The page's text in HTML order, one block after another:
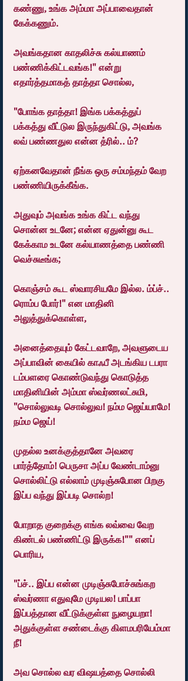
கண்ணு, உங்க அம்மா அப்பாவைதான்
கேக்கணும்.
அவங்கதான காதலிச்சு கல்யாணம்
பண்ணிக்கிட்டவங்க!" என்று
எதார்த்தமாகத் தாத்தா சொல்ல,
"போங்க தாத்தா! இங்க பக்கத்துப்
பக்கத்து வீட்டுல இருந்துகிட்டு, அவங்க
லவ் பண்ணதுல என்ன த்ரில்.. ம்?
ஏற்கனவேதான் நீங்க ஒரு சம்மந்தம் வேற
பண்ணியிருக்கீங்க.
அதுவும் அவங்க உங்க கிட்ட வந்து
சொன்ன உடனே; என்ன ஏதுன்னு கூட
கேக்காம உடனே கல்யாணத்தை பண்ணி
வெச்சுடீங்க;
கொஞ்சம் கூட ஸ்வாரசியமே இல்ல. ம்ப்ச்..
ரொம்ப போர்!" என மாதினி
அலுத்துக்கொள்ள,
அனைத்தையும் கேட்டவாறே, அவளுடைய
அப்பாவின் கையில் காஃபீ அடங்கிய டபரா
டம்பளரை கொண்டுவந்து கொடுத்த
மாதினியின் அம்மா ஸ்வர்ணலட்சுமி,
"சொல்லுவடி சொல்லுவ! நம்ம ஜெய்யாமே!
நம்ம ஜெய்!
முதல்ல உனக்குத்தானே அவரை
பார்த்தோம்! பெருசா அப்ப வேண்டாம்னு
சொல்லிட்டு எல்லாம் முடிஞ்சுபோன பிறகு
இப்ப வந்து இப்படி சொல்ற!
போறாத குறைக்கு எங்க லவ்வை வேற
கிண்டல் பண்ணிட்டு இருக்க!"" எனப்
பொரிய,
"ப்ச்.. இப்ப என்ன முடிஞ்சுபோச்சுங்கற
ஸ்வர்ணா எதுவுமே முடியல! பாப்பா
இப்பத்தான வீட்டுக்குள்ள நுழையறா!
அதுக்குள்ள சண்டைக்கு கிளமபரியேம்மா
நீ!
அவ சொல்ல வர விஷயத்தை சொல்லி